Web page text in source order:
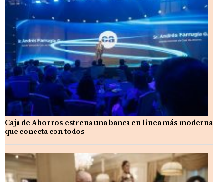
Caja de Ahorros estrena una banca en línea más moderna
que conecta con todos